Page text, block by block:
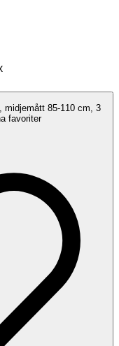
85-110 cm, 3
favoriter